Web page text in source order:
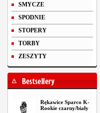
SMYCZE
SPODNIE
STOPERY
TORBY
ZESZYTY
Rękawice Sparco K-
Rookie czarny/biały